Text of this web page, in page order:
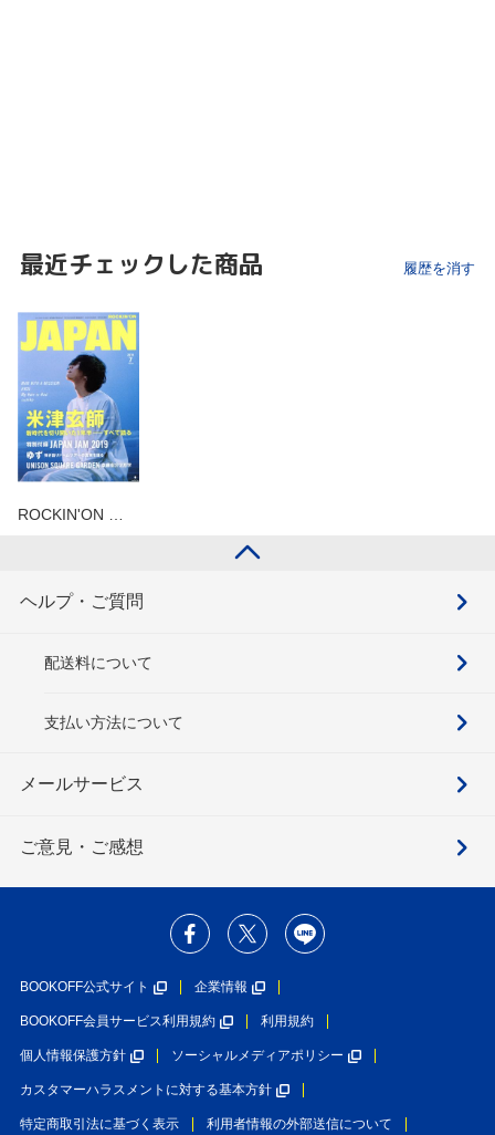
最近チェックした商品 履歴を消す
ROCKIN'ON …
ヘルプ・ご質問
配送料について
支払い方法について
メールサービス
ご意見・ご感想
BOOKOFF公式サイト 企業情報
BOOKOFF会員サービス利用規約 利用規約
個人情報保護方針 ソーシャルメディアポリシー
カスタマーハラスメントに対する基本方針
特定商取引法に基づく表示 利用者情報の外部送信について